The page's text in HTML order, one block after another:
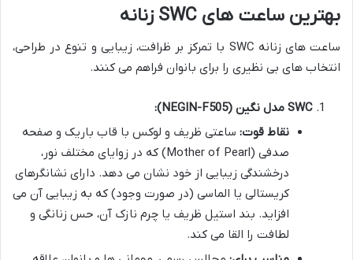
بهترین ساعت های SWC زنانه
ساعت های زنانه SWC با تمرکز بر ظرافت، زیبایی و تنوع در طراحی،
انتخاب های بی نظیری را برای بانوان فراهم می کنند.
SWC مدل نگین (NEGIN-F505):
نقاط قوت: ساعتی ظریف و لوکس با قاب باریک و صفحه
صدفی (Mother of Pearl) که در زوایای مختلف نور،
درخشندگی زیبایی از خود نشان می دهد. دارای نشانگرهای
کریستالی یا الماسی (در صورت وجود) که به زیبایی آن می
افزاید. بند استیل ظریف یا چرم نازک آن، حس زنانگی و
لطافت را القا می کند.